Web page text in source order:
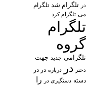
در تلگرام شد تلگرام
می تلگرام کرد
تلگرام
گروه
تلگرامی جدید جهت
دختر در درباره در در
دسته دستگیری در را